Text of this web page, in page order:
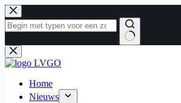
Ga
naar
de
Geen
resultaten
Home
Nieuws